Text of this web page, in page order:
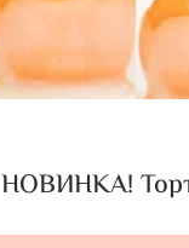
НОВИНКА!